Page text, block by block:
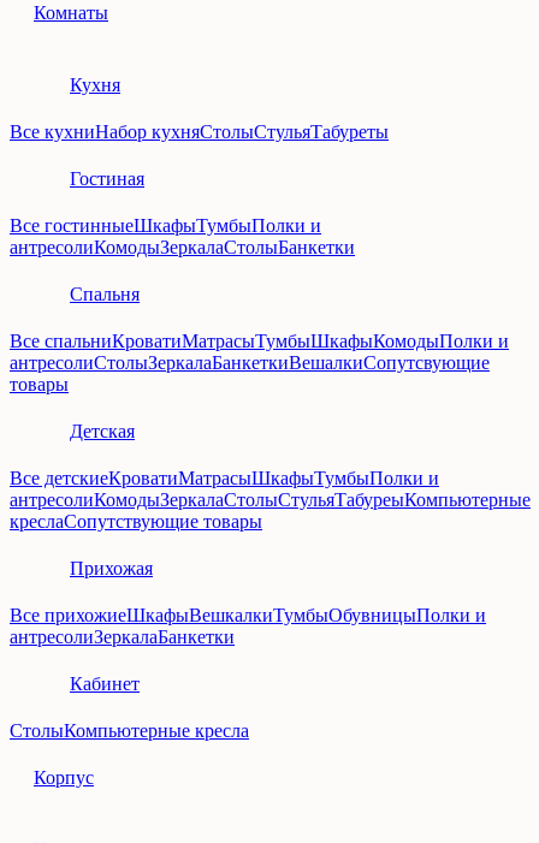
Комнаты
Кухня
Все кухниНабор кухняСтолыСтульяТабуреты
Гостиная
Все гостинныеШкафыТумбыПолки и
антресолиКомодыЗеркалаСтолыБанкетки
Спальня
Все спальниКроватиМатрасыТумбыШкафыКомодыПолки и
антресолиСтолыЗеркалаБанкеткиВешалкиСопутсвующие
товары
Детская
Все детскиеКроватиМатрасыШкафыТумбыПолки и
антресолиКомодыЗеркалаСтолыСтульяТабуреыКомпьютерные
креслаСопутствующие товары
Прихожая
Все прихожиеШкафыВешкалкиТумбыОбувницыПолки и
антресолиЗеркалаБанкетки
Кабинет
СтолыКомпьютерные кресла
Корпус